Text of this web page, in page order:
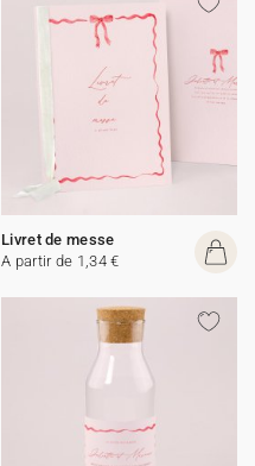
Livret de messe
A partir de 1,34 €